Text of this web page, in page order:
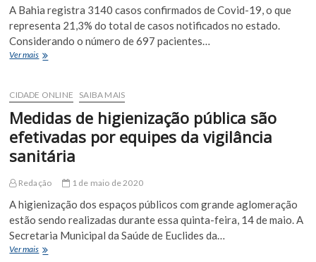
​A Bahia registra 3140 casos confirmados de Covid-19, o que
representa 21,3% do total de casos notificados no estado.
Considerando o número de 697 pacientes…
Ver maisBahia
casos
de
Covid-
19
e
117
CIDADE ONLINE SAIBA MAIS
Medidas de higienização pública são
efetivadas por equipes da vigilância
sanitária
Redação 1 de maio de 2020
A higienização dos espaços públicos com grande aglomeração
estão sendo realizadas durante essa quinta-feira, 14 de maio. A
Secretaria Municipal da Saúde de Euclides da…
Ver maisMedidas